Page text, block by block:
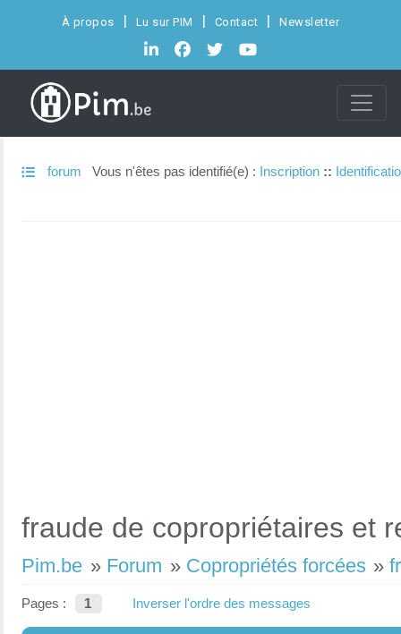
À propos Lu sur PIM Contact Newsletter
forum Vous n'êtes pas identifié(e) : Inscription ::
fraude de copropriétaires et
Pim.be » Forum » Copropriétés forcées »
Pages : 1 Inverser l'ordre des messages